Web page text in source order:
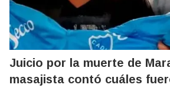
Juicio por la muerte de
masajista contó cuáles